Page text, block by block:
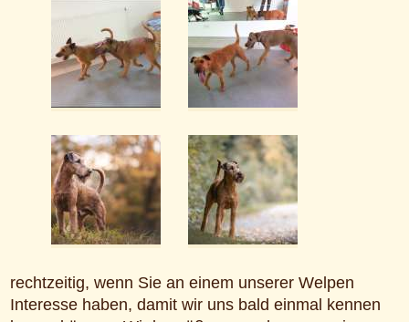
rechtzeitig, wenn Sie an einem unserer Welpen
Interesse haben, damit wir uns bald einmal kennen